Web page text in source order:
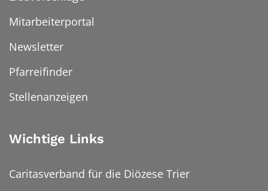
Mitarbeiterportal
Newsletter
Pfarreifinder
Stellenanzeigen
Wichtige Links
Caritasverband für die Diözese Trier